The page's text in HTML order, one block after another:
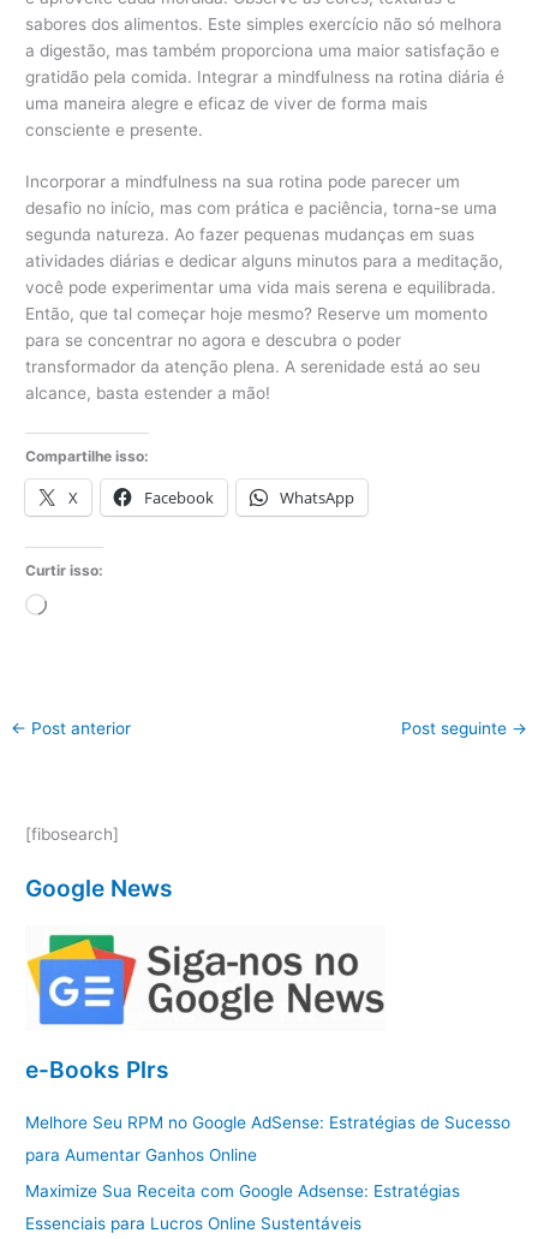
sabores dos alimentos. Este simples exercício não só melhora
a digestão, mas também proporciona uma maior satisfação e
gratidão pela comida. Integrar a mindfulness na rotina diária é
uma maneira alegre e eficaz de viver de forma mais
consciente e presente.
Incorporar a mindfulness na sua rotina pode parecer um
desafio no início, mas com prática e paciência, torna-se uma
segunda natureza. Ao fazer pequenas mudanças em suas
atividades diárias e dedicar alguns minutos para a meditação,
você pode experimentar uma vida mais serena e equilibrada.
Então, que tal começar hoje mesmo? Reserve um momento
para se concentrar no agora e descubra o poder
transformador da atenção plena. A serenidade está ao seu
alcance, basta estender a mão!
Compartilhe isso:
X Facebook WhatsApp
Curtir isso:
Carregando...
← Post anterior Post seguinte →
[fibosearch]
Google News
e-Books Plrs
Melhore Seu RPM no Google AdSense: Estratégias de Sucesso
para Aumentar Ganhos Online
Maximize Sua Receita com Google Adsense: Estratégias
Essenciais para Lucros Online Sustentáveis